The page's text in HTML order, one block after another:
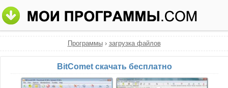
Программы› загрузка файлов
BitComet скачать бесплатно